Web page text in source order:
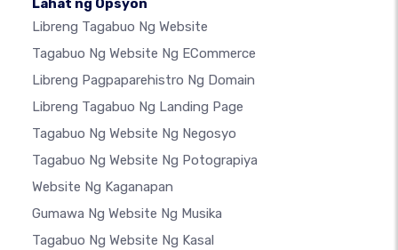
Lahat ng Opsyon
Libreng Tagabuo Ng Website
Tagabuo Ng Website Ng ECommerce
Libreng Pagpaparehistro Ng Domain
Libreng Tagabuo Ng Landing Page
Tagabuo Ng Website Ng Negosyo
Tagabuo Ng Website Ng Potograpiya
Website Ng Kaganapan
Gumawa Ng Website Ng Musika
Tagabuo Ng Website Ng Kasal